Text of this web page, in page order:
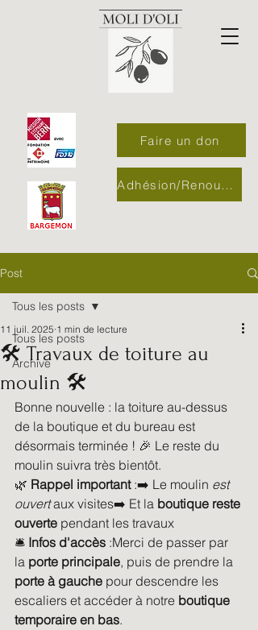
Adhésion/Renouvellement
Faire un don
Post
Tous les posts
Archive
Tous les posts
🛠️ Travaux de toiture au
moulin 🛠️
11 juil. 2025 1 min de lecture
Bonne nouvelle : la toiture au-dessus
de la boutique et du bureau est
désormais terminée ! 🎉 Le reste du
moulin suivra très bientôt.
🌿 Rappel important :➡️ Le moulin est
ouvert aux visites➡️ Et la boutique reste
ouverte pendant les travaux
🛎️ Infos d'accès :Merci de passer par
la porte principale, puis de prendre la
porte à gauche pour descendre les
escaliers et accéder à notre boutique
temporaire en bas.